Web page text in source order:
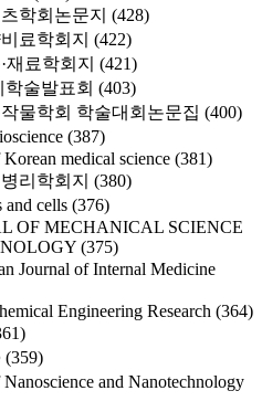
학회논문지 (428)
료학회지 (422)
재료학회지 (421)
술발표회 (403)
물학회 학술대회논문집 (400)
(387)
medical science (381)
리학회지 (380)
and cells (376)
OF MECHANICAL SCIENCE
(375)
Journal of Internal Medicine
Engineering Research (364)
(359)
and Nanotechnology